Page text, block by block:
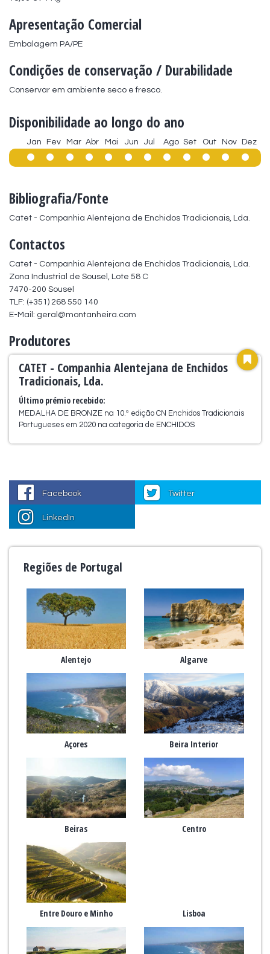
Apresentação Comercial
Embalagem PA/PE
Condições de conservação / Durabilidade
Conservar em ambiente seco e fresco.
Disponibilidade ao longo do ano
Jan Fev Mar Abr Mai Jun Jul Ago Set Out Nov Dez
Bibliografia/Fonte
Catet - Companhia Alentejana de Enchidos Tradicionais, Lda.
Contactos
Catet - Companhia Alentejana de Enchidos Tradicionais, Lda.
Zona Industrial de Sousel, Lote 58 C
7470-200 Sousel
TLF: (+351) 268 550 140
E-Mail: geral@montanheira.com
Produtores
CATET - Companhia Alentejana de Enchidos
Tradicionais, Lda.
Último prémio recebido:
MEDALHA DE BRONZE na 10.ª edição CN Enchidos Tradicionais
Portugueses em 2020 na categoria de ENCHIDOS
Facebook Twitter
LinkedIn
Regiões de Portugal
Alentejo Algarve
Açores Beira Interior
Beiras Centro
Entre Douro e Minho Lisboa